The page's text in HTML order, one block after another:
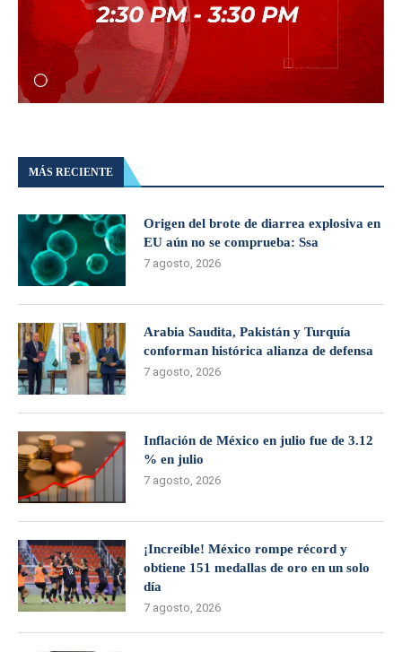
MÁS RECIENTE
Origen del brote de diarrea explosiva en
EU aún no se comprueba: Ssa
7 agosto, 2026
Arabia Saudita, Pakistán y Turquía
conforman histórica alianza de defensa
7 agosto, 2026
Inflación de México en julio fue de 3.12
% en julio
7 agosto, 2026
¡Increíble! México rompe récord y
obtiene 151 medallas de oro en un solo
día
7 agosto, 2026